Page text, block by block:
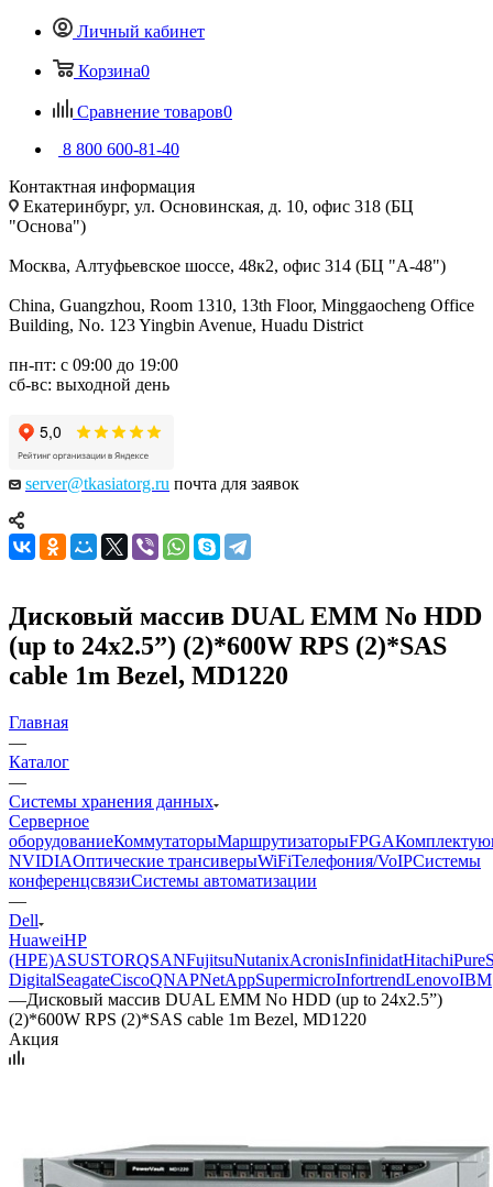
Личный кабинет
Корзина0
Сравнение товаров0
8 800 600-81-40
Контактная информация
Екатеринбург, ул. Основинская, д. 10, офис 318 (БЦ
"Основа")
Москва, Алтуфьевское шоссе, 48к2, офис 314 (БЦ "А-48")
China, Guangzhou, Room 1310, 13th Floor, Minggaocheng Office
Building, No. 123 Yingbin Avenue, Huadu District
пн-пт: с 09:00 до 19:00
сб-вс: выходной день
server@tkasiatorg.ru почта для заявок
Дисковый массив DUAL EMM No HDD
(up to 24x2.5”) (2)*600W RPS (2)*SAS
cable 1m Bezel, MD1220
Главная
—
Каталог
—
Системы хранения данных
Серверное
оборудованиеКоммутаторыМаршрутизаторыFPGA
NVIDIAОптические трансиверыWiFiТелефония/VoIPСистемы
конференцсвязиСистемы автоматизации
—
Dell
HuaweiHP
(HPE)ASUSTORQSANFujitsuNutanixAcronisInfinidatHitachi
DigitalSeagateCiscoQNAPNetAppSupermicroInfortrendLenovoIBM
—Дисковый массив DUAL EMM No HDD (up to 24x2.5”)
(2)*600W RPS (2)*SAS cable 1m Bezel, MD1220
Акция